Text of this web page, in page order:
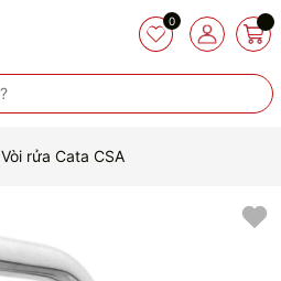
0
Vòi rửa Cata CSA